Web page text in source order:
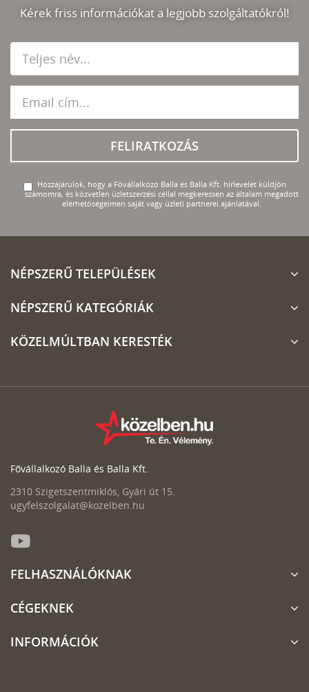
Kérek friss információkat a legjobb szolgáltatókról!
FELIRATKOZÁS
Hozzájárulok, hogy a Fővállalkozó Balla és Balla Kft. hírlevelet küldjön
számomra, és közvetlen üzletszerzési céllal megkeressen az általam megadott
elérhetőségeimen saját vagy üzleti partnerei ajánlatával.
NÉPSZERŰ TELEPÜLÉSEK
NÉPSZERŰ KATEGÓRIÁK
KÖZELMÚLTBAN KERESTÉK
Fővállalkozó Balla és Balla Kft.
2310 Szigetszentmiklós, Gyári út 15.
ugyfelszolgalat@kozelben.hu
FELHASZNÁLÓKNAK
CÉGEKNEK
INFORMÁCIÓK